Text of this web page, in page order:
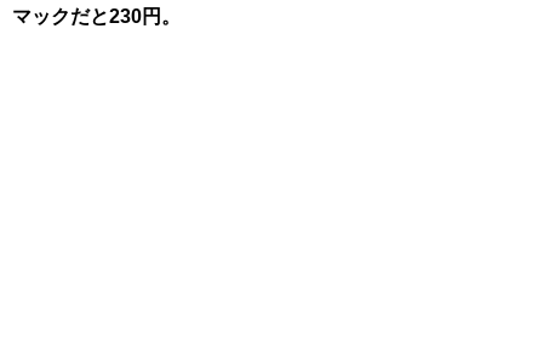
マックだと230円。